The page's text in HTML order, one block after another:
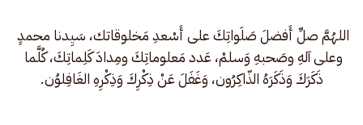
اللهُمَّ صلِّ أَفضلَ صَلَواتِكَ على أَسْعدِ مَخلوقاتك، سَيِدنا محمدٍ
وعلى آلهِ وصَحبهِ وَسلمْ، عَدد مَعلوماتِكَ ومِدادَ كَلِماتِكَ، كُلَّما
ذَكَرَكَ وَذَكَرَهُ الذّاكِرُون، وَغَفَلَ عَنْ ذِكْرِكَ وَذِكْرِهِ الغَافِلوُن.